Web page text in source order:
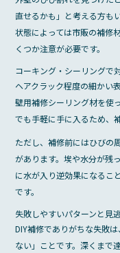
直せるかも」と考える方も
状態によっては市販の補修
くつか注意が必要です。
コーキング・シーリングで
ヘアクラック程度の細かい
壁用補修シーリング材を使
でも手軽に手に入るため、
ただし、補修前にはひびの
があります。埃や水分が残
に水が入り逆効果になるこ
です。
失敗しやすいパターンと見
DIY補修でありがちな失敗
ない」ことです。深くまで